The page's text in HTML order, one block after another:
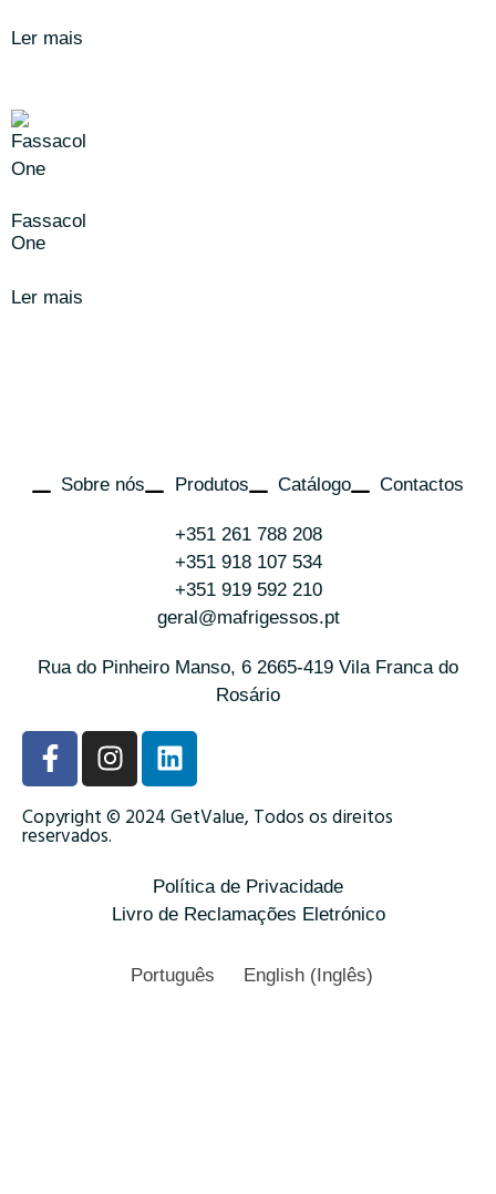
Ler mais
Fassacol
One
Ler mais
Sobre nós Produtos Catálogo Contactos
+351 261 788 208
+351 918 107 534
+351 919 592 210
geral@mafrigessos.pt
Rua do Pinheiro Manso, 6 2665-419 Vila Franca do
Rosário
Copyright © 2024 GetValue, Todos os direitos
reservados.
Política de Privacidade
Livro de Reclamações Eletrónico
Português English (Inglês)